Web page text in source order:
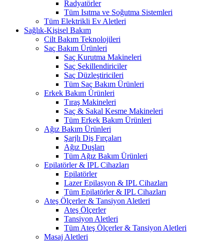
Radyatörler
Tüm Isıtma ve Soğutma Sistemleri
Tüm Elektrikli Ev Aletleri
Sağlık-Kişisel Bakım
Cilt Bakım Teknolojileri
Saç Bakım Ürünleri
Saç Kurutma Makineleri
Saç Şekillendiriciler
Saç Düzleştiricileri
Tüm Saç Bakım Ürünleri
Erkek Bakım Ürünleri
Tıraş Makineleri
Saç & Sakal Kesme Makineleri
Tüm Erkek Bakım Ürünleri
Ağız Bakım Ürünleri
Şarjlı Diş Fırçaları
Ağız Duşları
Tüm Ağız Bakım Ürünleri
Epilatörler & IPL Cihazları
Epilatörler
Lazer Epilasyon & IPL Cihazları
Tüm Epilatörler & IPL Cihazları
Ateş Ölçerler & Tansiyon Aletleri
Ateş Ölçerler
Tansiyon Aletleri
Tüm Ateş Ölçerler & Tansiyon Aletleri
Masaj Aletleri